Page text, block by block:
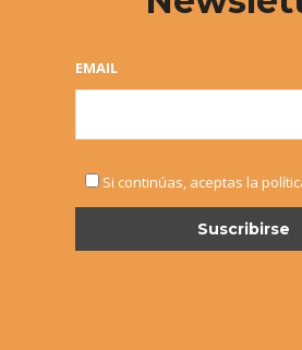
Juegos Deportivos de
EMAIL
Si continúas, aceptas la